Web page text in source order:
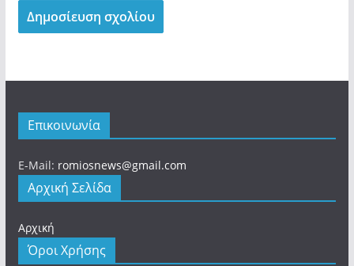
Επικοινωνία
E-Mail: romiosnews@gmail.com
Αρχική Σελίδα
Αρχική
Όροι Χρήσης